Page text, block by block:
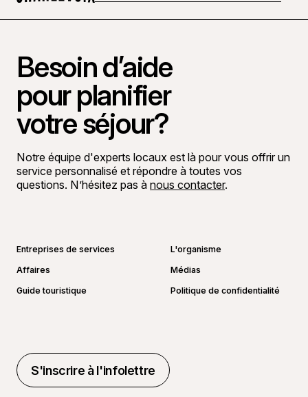
Besoin d’aide
pour planifier
votre séjour?
Notre équipe d'experts locaux est là pour vous offrir un
service personnalisé et répondre à toutes vos
questions. N’hésitez pas à nous contacter.
Entreprises de services
L'organisme
Affaires
Médias
Guide touristique
Politique de confidentialité
S'inscrire à l'infolettre
S'inscrire à l'infolettre